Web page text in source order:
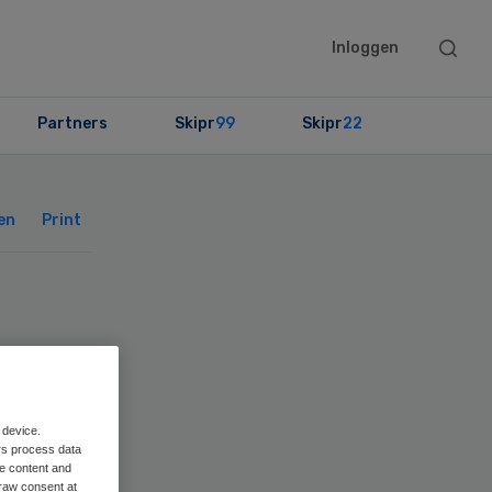
Inloggen
Search
Partners Skipr99 Skipr22
Print
process data
content and
consent at